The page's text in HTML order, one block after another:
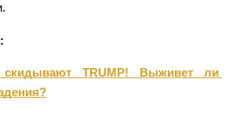
обеспеченных криптовалютой
скидывают TRUMP! Выживет ли